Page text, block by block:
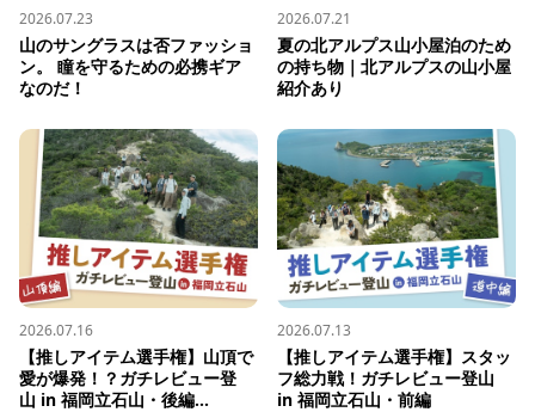
2026.07.23
山のサングラスは否ファッショ
ン。 瞳を守るための必携ギア
なのだ！
2026.07.21
夏の北アルプス山小屋泊のため
の持ち物｜北アルプスの山小屋
紹介あり
2026.07.16
【推しアイテム選手権】山頂で
愛が爆発！？ガチレビュー登
山 in 福岡立石山・後編...
2026.07.13
【推しアイテム選手権】スタッ
フ総力戦！ガチレビュー登山
in 福岡立石山・前編